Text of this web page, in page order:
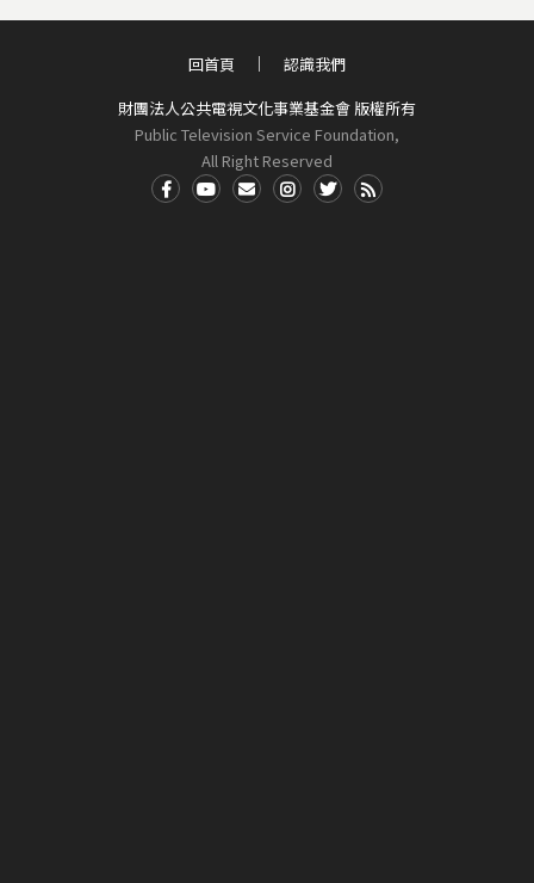
財團法人公共電視文化事業基金會 版權所有
Public Television Service Foundation,
All Right Reserved
回首頁 認識我們